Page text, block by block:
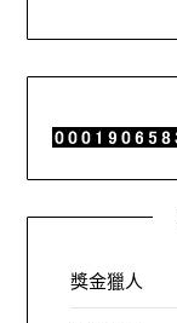
獎金獵人